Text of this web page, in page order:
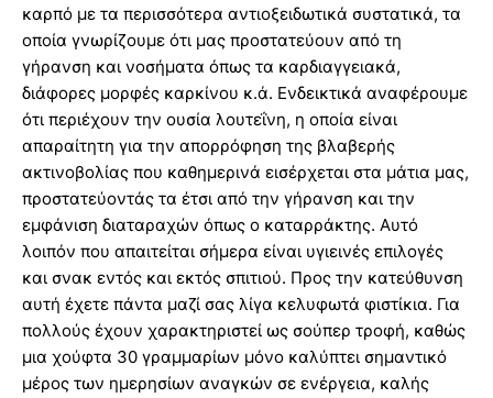
καρπό με τα περισσότερα αντιοξειδωτικά συστατικά, τα
οποία γνωρίζουμε ότι μας προστατεύουν από τη
γήρανση και νοσήματα όπως τα καρδιαγγειακά,
διάφορες μορφές καρκίνου κ.ά. Ενδεικτικά αναφέρουμε
ότι περιέχουν την ουσία λουτεΐνη, η οποία είναι
απαραίτητη για την απορρόφηση της βλαβερής
ακτινοβολίας που καθημερινά εισέρχεται στα μάτια μας,
προστατεύοντάς τα έτσι από την γήρανση και την
εμφάνιση διαταραχών όπως ο καταρράκτης. Αυτό
λοιπόν που απαιτείται σήμερα είναι υγιεινές επιλογές
και σνακ εντός και εκτός σπιτιού. Προς την κατεύθυνση
αυτή έχετε πάντα μαζί σας λίγα κελυφωτά φιστίκια. Για
πολλούς έχουν χαρακτηριστεί ως σούπερ τροφή, καθώς
μια χούφτα 30 γραμμαρίων μόνο καλύπτει σημαντικό
μέρος των ημερησίων αναγκών σε ενέργεια, καλής